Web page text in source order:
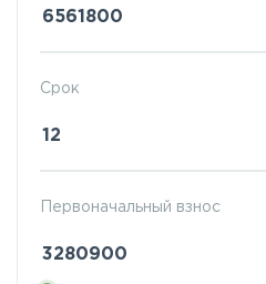
Первоначальный взнос
Срок